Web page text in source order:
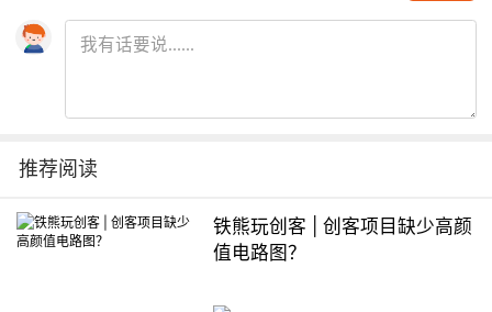
推荐阅读
铁熊玩创客 | 创客项目缺少高颜
值电路图？